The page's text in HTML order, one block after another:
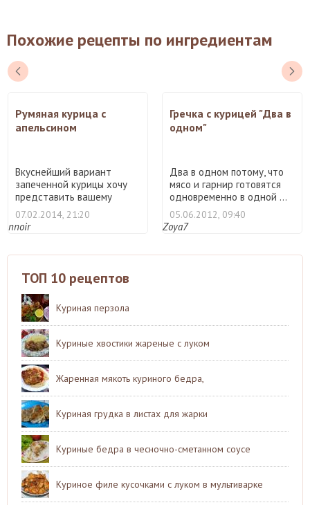
Похожие рецепты по ингредиентам
Румяная курица с
апельсином
Вкуснейший вариант
запеченной курицы хочу
представить вашему
вниман ...
07.02.2014, 21:20
nnoir
Гречка с курицей "Два в
одном"
Два в одном потому, что
мясо и гарнир готовятся
одновременно в одной ...
05.06.2012, 09:40
Zoya7
ТОП 10 рецептов
Куриная перзола
Куриные хвостики жареные с луком
Жаренная мякоть куриного бедра,
Куриная грудка в листах для жарки
Куриные бедра в чесночно-сметанном соусе
Куриное филе кусочками с луком в мультиварке